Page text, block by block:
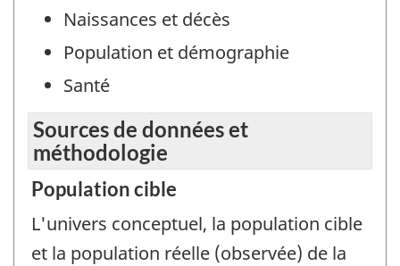
Naissances et décès
Population et démographie
Santé
Sources de données et
méthodologie
Population cible
L'univers conceptuel, la population cible
et la population réelle (observée) de la